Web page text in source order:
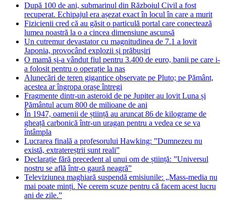
După 100 de ani, submarinul din Războiul Civil a fost
recuperat. Echipajul era așezat exact în locul în care a murit
Fizicienii cred că au găsit o particulă portal care conectează
lumea noastră la o a cincea dimensiune ascunsă
Un cutremur devastator cu magnitudinea de 7.1 a lovit
Japonia, provocând explozii și prăbușiri
O mamă și-a vândut fiul pentru 3.400 de euro, banii pe care i-
a folosit pentru o operație la nas
Alunecări de teren gigantice observate pe Pluto; pe Pământ,
acestea ar îngropa orașe întregi
Fragmente dintr-un asteroid de pe Jupiter au lovit Luna și
Pământul acum 800 de milioane de ani
În 1947, oamenii de știință au aruncat 86 de kilograme de
gheață carbonică într-un uragan pentru a vedea ce se va
întâmpla
Lucrarea finală a profesorului Hawking: ”Dumnezeu nu
există, extratereștrii sunt reali”
Declarație fără precedent al unui om de știință: ”Universul
nostru se află într-o gaură neagră”
Televiziunea maghiară suspendă emisiunile: „Mass-media nu
mai poate minți. Ne cerem scuze pentru că facem acest lucru
ani de zile.”